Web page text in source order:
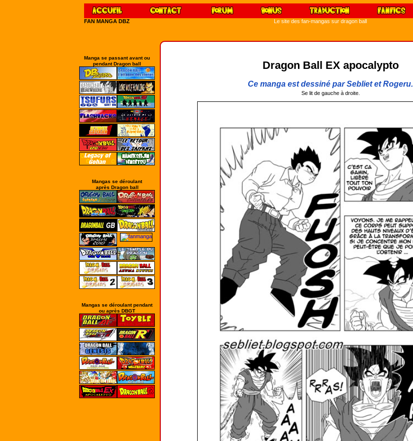
FAN MANGA DBZ Le site des fan-mangas sur dragon ball
Manga se passant avant ou
pendant Dragon ball
Mangas se déroulant
après Dragon ball
Mangas se déroulant pendant
ou après DBGT
Dragon Ball EX apocalypto
Ce manga est dessiné par Sebliet et Rogeru.
Se lit de gauche à droite.